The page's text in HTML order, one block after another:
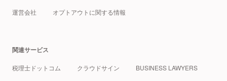
運営会社 オプトアウトに関する情報
関連サービス
税理士ドットコム クラウドサイン BUSINESS LAWYERS